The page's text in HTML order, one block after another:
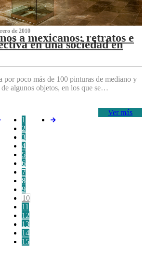
de 2010
a mexicanos: retratos e
en una sociedad en
por poco más de 100 pinturas de mediano y
algunos objetos, en los que se…
Ver más
1
2
3
4
5
6
7
8
9
10
11
12
13
14
15